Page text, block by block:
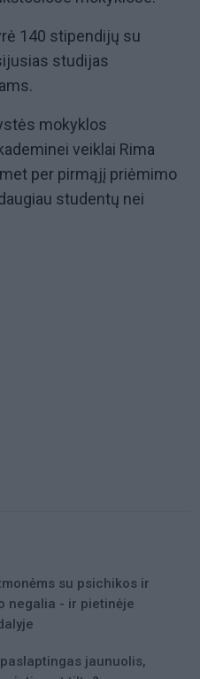
140 stipendijų su
studijas
mokyklos
veiklai Rima
per pirmąjį priėmimo
studentų nei
su psichikos ir
negalia - ir pietinėje
jaunuolis,